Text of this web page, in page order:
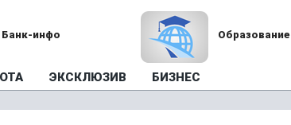
Банк-инфо Образование
ЭКСКЛЮЗИВ БИЗНЕС